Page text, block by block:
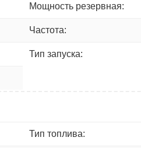
Мощность резервная:
Частота:
Тип запуска:
Тип топлива: